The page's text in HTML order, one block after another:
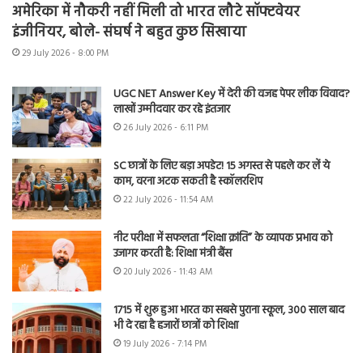
अमेरिका में नौकरी नहीं मिली तो भारत लौटे सॉफ्टवेयर
इंजीनियर, बोले- संघर्ष ने बहुत कुछ सिखाया
29 July 2026 - 8:00 PM
UGC NET Answer Key में देरी की वजह पेपर लीक विवाद?
लाखों उम्मीदवार कर रहे इंतजार
26 July 2026 - 6:11 PM
SC छात्रों के लिए बड़ा अपडेट! 15 अगस्त से पहले कर लें ये
काम, वरना अटक सकती है स्कॉलरशिप
22 July 2026 - 11:54 AM
नीट परीक्षा में सफलता “शिक्षा क्रांति” के व्यापक प्रभाव को
उजागर करती है: शिक्षा मंत्री बैंस
20 July 2026 - 11:43 AM
1715 में शुरू हुआ भारत का सबसे पुराना स्कूल, 300 साल बाद
भी दे रहा है हजारों छात्रों को शिक्षा
19 July 2026 - 7:14 PM